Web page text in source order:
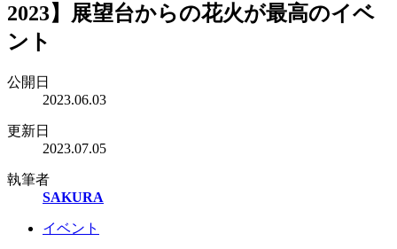
2023】展望台からの花火が最高のイベ
ント
公開日
2023.06.03
更新日
2023.07.05
執筆者
SAKURA
イベント